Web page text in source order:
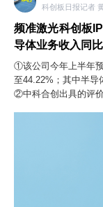
科创板日报记者
频准激光科创板
导体业务收入同
①该公司今年上半年
至44.22%；其中半导
②中科合创出具的评